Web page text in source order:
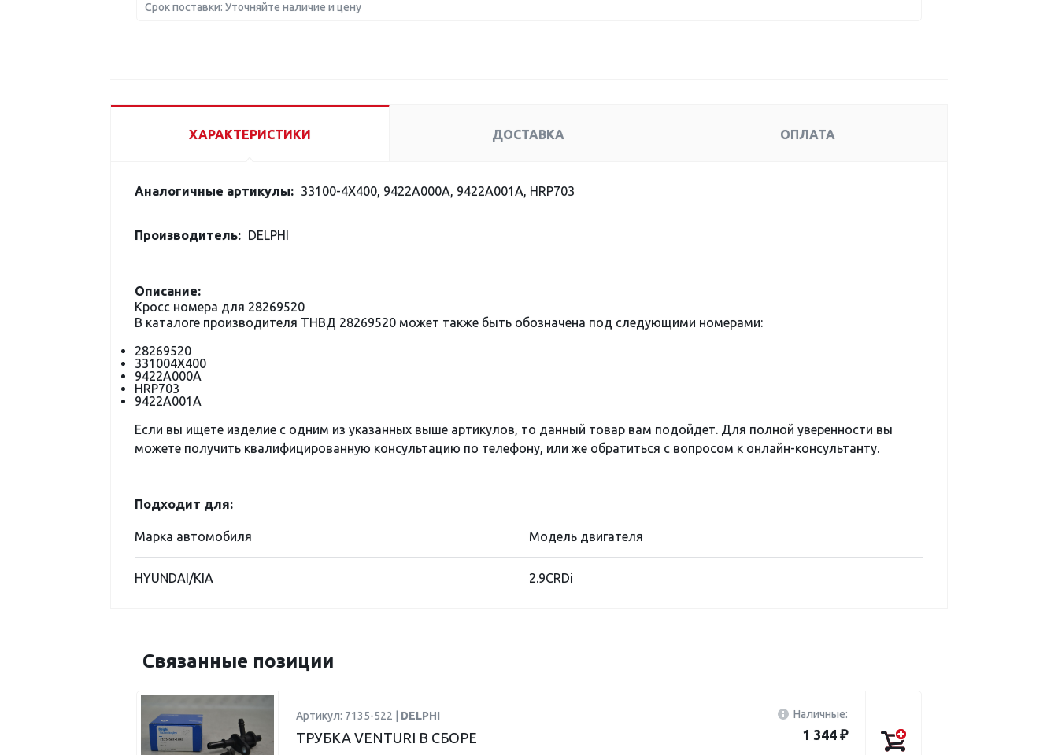
Срок поставки: Уточняйте наличие и цену
ХАРАКТЕРИСТИКИ ДОСТАВКА ОПЛАТА
Аналогичные артикулы: 33100-4X400, 9422A000A, 9422A001A, HRP703
Производитель: DELPHI
Описание:
Кросс номера для 28269520
В каталоге производителя ТНВД 28269520 может также быть обозначена под следующими номерами:
28269520
331004X400
9422A000A
HRP703
9422A001A
Если вы ищете изделие с одним из указанных выше артикулов, то данный товар вам подойдет. Для полной уверенности вы
можете получить квалифицированную консультацию по телефону, или же обратиться с вопросом к онлайн-консультанту.
Подходит для:
Марка автомобиля Модель двигателя
HYUNDAI/KIA 2.9CRDi
Связанные позиции
Артикул: 7135-522 | DELPHI
ТРУБКА VENTURI В СБОРЕ
Наличные:
1 344 ₽